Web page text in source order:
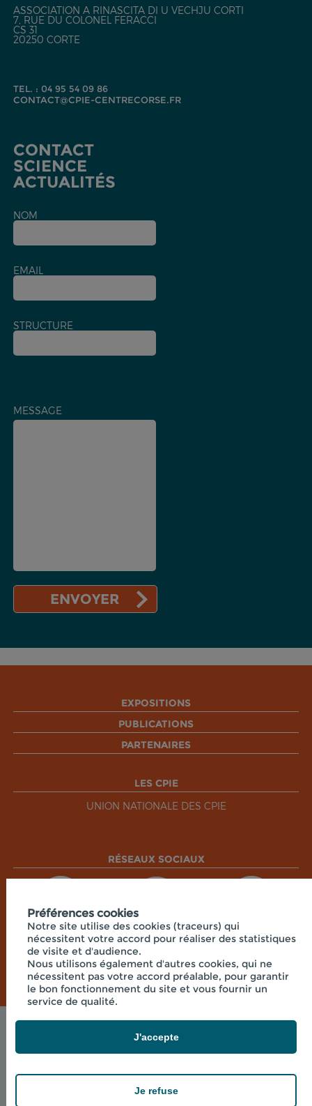
ASSOCIATION A RINASCITA DI U VECHJU CORTI
7, RUE DU COLONEL FERACCI
CS 31
20250 CORTE
TEL. : 04 95 54 09 86
CONTACT@CPIE-CENTRECORSE.FR
CONTACT
SCIENCE
ACTUALITÉS
NOM
EMAIL
STRUCTURE
MESSAGE
EXPOSITIONS
PUBLICATIONS
PARTENAIRES
LES CPIE
UNION NATIONALE DES CPIE
RÉSEAUX SOCIAUX
Mentions légales
© 2026 - CPIE CENTRE CORSE - 7 RUE DU
powered by PR-Rooms
Préférences cookies
Notre site utilise des cookies (traceurs) qui
nécessitent votre accord pour réaliser des statistiques
de visite et d'audience.
Nous utilisons également d'autres cookies, qui ne
nécessitent pas votre accord préalable, pour garantir
le bon fonctionnement du site et vous fournir un
service de qualité.
Je refuse
J'accepte